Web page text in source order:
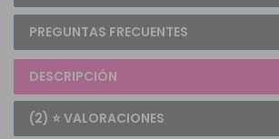
PREGUNTAS FRECUENTES
DESCRIPCIÓN
(2) ⭐ VALORACIONES